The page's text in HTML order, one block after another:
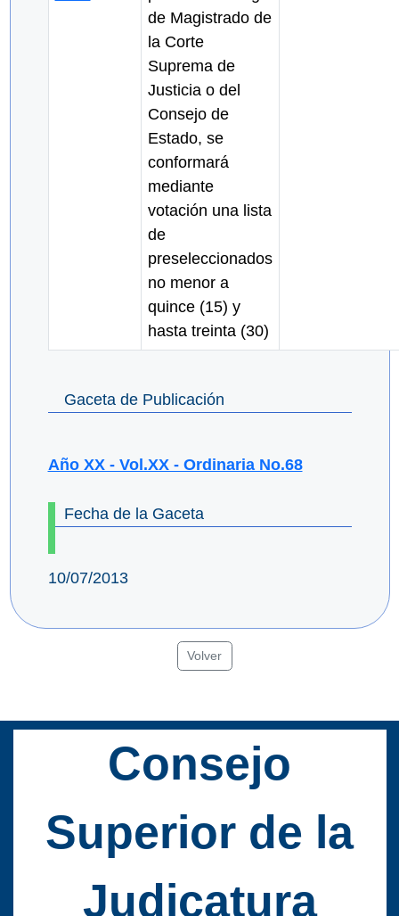
de Magistrado de
la Corte
Suprema de
Justicia o del
Consejo de
Estado, se
conformará
mediante
votación una lista
de
preseleccionados
no menor a
quince (15) y
hasta treinta (30)
Gaceta de Publicación
Año XX - Vol.XX - Ordinaria No.68
Fecha de la Gaceta
10/07/2013
Volver
Consejo
Superior de la
Judicatura